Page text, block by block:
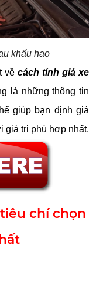
khấu hao
về cách tính giá xe
là những thông tin
giúp bạn định giá
giá trị phù hợp nhất.
chí chọn